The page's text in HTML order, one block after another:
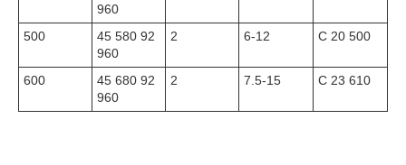
960
500
45 580 92
960
2 6-12 C 20 500
600
45 680 92
960
2 7.5-15 C 23 610